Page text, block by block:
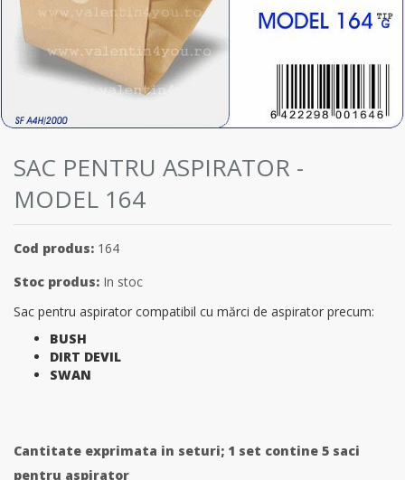
SAC PENTRU ASPIRATOR -
MODEL 164
Cod produs: 164
Stoc produs: In stoc
Sac pentru aspirator compatibil cu mărci de aspirator precum:
BUSH
DIRT DEVIL
SWAN
Cantitate exprimata in seturi; 1 set contine 5 saci
pentru aspirator